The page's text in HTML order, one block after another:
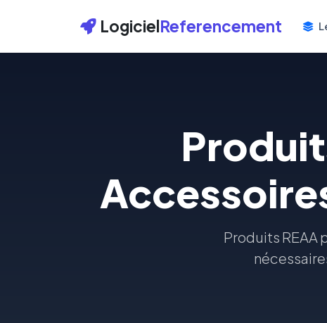
LogicielReferencement
Produits REAA